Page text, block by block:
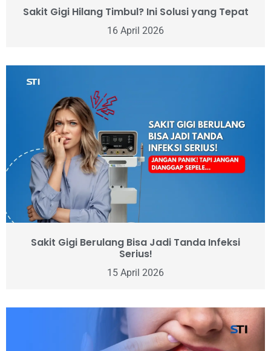
Sakit Gigi Hilang Timbul? Ini Solusi yang Tepat
16 April 2026
Sakit Gigi Berulang Bisa Jadi Tanda Infeksi
Serius!
15 April 2026